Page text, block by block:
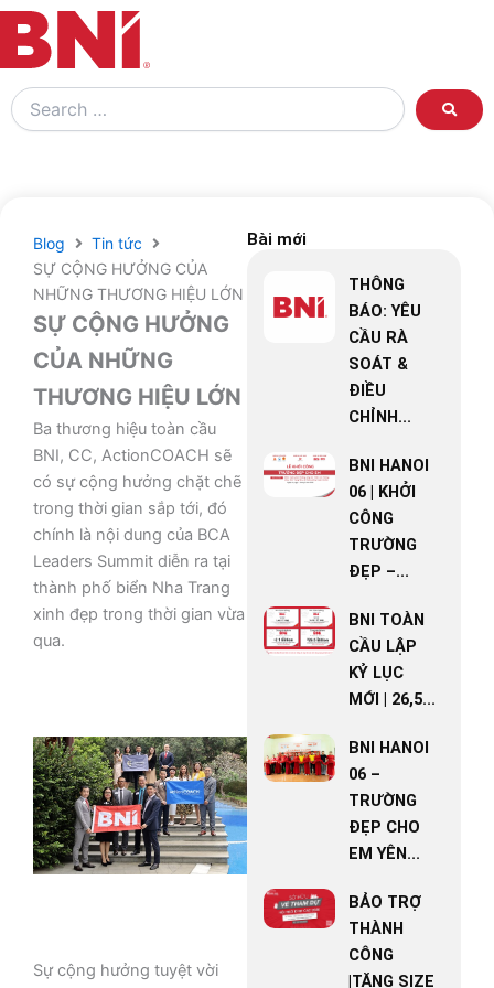
Search
…
Blog
Tin tức
SỰ CỘNG HƯỞNG CỦA
NHỮNG THƯƠNG HIỆU LỚN
SỰ CỘNG HƯỞNG
CỦA NHỮNG
THƯƠNG HIỆU LỚN
Ba thương hiệu toàn cầu
BNI, CC, ActionCOACH sẽ
có sự cộng hưởng chặt chẽ
trong thời gian sắp tới, đó
chính là nội dung của BCA
Leaders Summit diễn ra tại
thành phố biển Nha Trang
xinh đẹp trong thời gian vừa
qua.
Sự cộng hưởng tuyệt vời
Bài mới
THÔNG
BÁO: YÊU
CẦU RÀ
SOÁT &
ĐIỀU
CHỈNH...
BNI HANOI
06 | KHỞI
CÔNG
TRƯỜNG
ĐẸP –...
BNI TOÀN
CẦU LẬP
KỶ LỤC
MỚI | 26,5...
BNI HANOI
06 –
TRƯỜNG
ĐẸP CHO
EM YÊN...
BẢO TRỢ
THÀNH
CÔNG
|TĂNG SIZE